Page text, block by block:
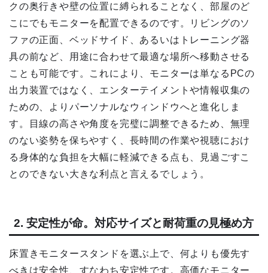
クの奥行きや壁の位置に縛られることなく、部屋のど
こにでもモニターを配置できるのです。リビングのソ
ファの正面、ベッドサイド、あるいはトレーニング器
具の前など、用途に合わせて最適な場所へ移動させる
ことも可能です。これにより、モニターは単なるPCの
出力装置ではなく、エンターテイメントや情報収集の
ための、よりパーソナルなウィンドウへと進化しま
す。目線の高さや角度を完璧に調整できるため、無理
のない姿勢を保ちやすく、長時間の作業や視聴におけ
る身体的な負担を大幅に軽減できる点も、見過ごすこ
とのできない大きな利点と言えるでしょう。
2. 安定性が命。対応サイズと耐荷重の見極め方
床置きモニタースタンドを選ぶ上で、何よりも優先す
べきは安全性、すなわち安定性です。高価なモニター